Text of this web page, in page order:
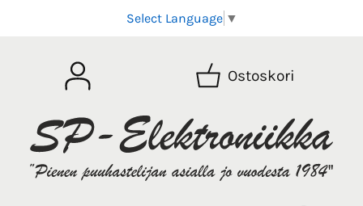
Select Language ▼
Ostoskori